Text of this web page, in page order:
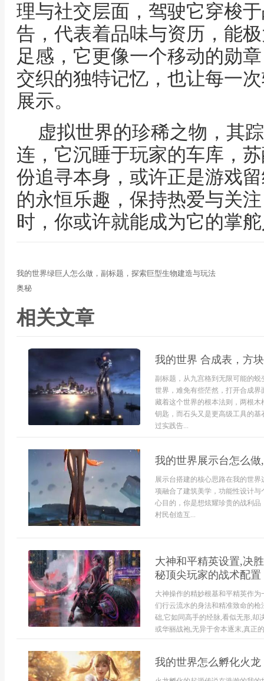
理与社交层面，驾驶它穿梭
告，代表着品味与资历，能
足感，它更像一个移动的勋
交织的独特记忆，也让每一
展示。
虚拟世界的珍稀之物，其
连，它沉睡于玩家的车库，
份追寻本身，或许正是游戏
的永恒乐趣，保持热爱与关
时，你或许就能成为它的掌
我的世界绿巨人怎么做，副标题，探索巨型生物建造与玩法
奥秘
相关文章
我的世界 合成表，方
副标题，从九宫格到无限可能的
世界，难免有些茫然，打开合成
藏着这个世界的根本法则，两根
钥匙，而石头又是更高级工具的
过实践告...
我的世界展示台怎么
展示台搭建的核心思路在我的世
项融合了建筑美学，功能性设计
心目的，你是想炫耀珍贵的战利
村民创造互...
大神和平精英设置,决
秘顶尖玩家的战术配置
大神操作的精妙根基和平精英作
们行云流水的身法和精准致命的
础,它如同高手的经脉,看似无形,却
或华丽战袍,无异于舍本逐末,真正
我的世界怎么孵化火